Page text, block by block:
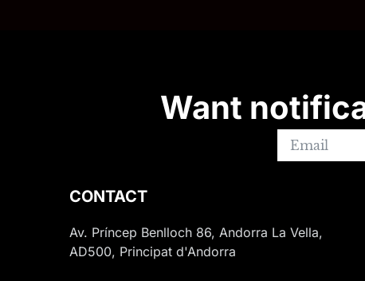
Want
CONTACT
Av. Príncep Benlloch 86, Andorra La Vella,
AD500, Principat d'Andorra